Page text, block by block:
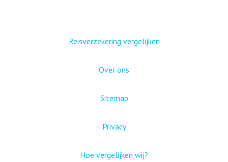
Reisverzekering vergelijken
Over ons
Sitemap
Privacy
Hoe vergelijken wij?